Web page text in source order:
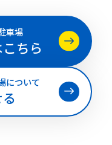
車場
ちら
について